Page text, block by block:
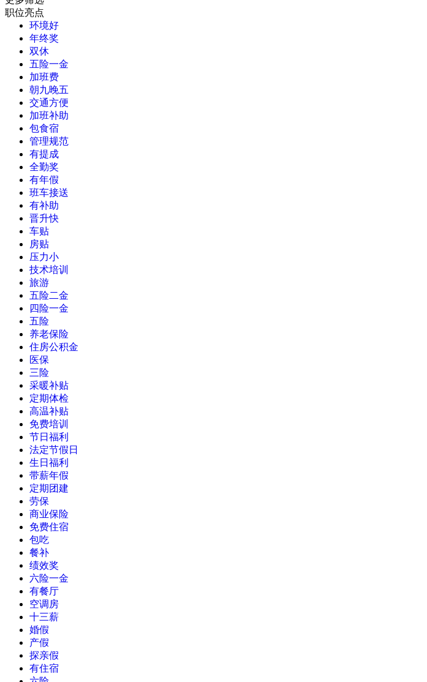
职位亮点
环境好
年终奖
双休
五险一金
加班费
朝九晚五
交通方便
加班补助
包食宿
管理规范
有提成
全勤奖
有年假
班车接送
有补助
晋升快
车贴
房贴
压力小
技术培训
旅游
五险二金
四险一金
五险
养老保险
住房公积金
医保
三险
采暖补贴
定期体检
高温补贴
免费培训
节日福利
法定节假日
生日福利
带薪年假
定期团建
劳保
商业保险
免费住宿
包吃
餐补
绩效奖
六险一金
有餐厅
空调房
十三薪
婚假
产假
探亲假
有住宿